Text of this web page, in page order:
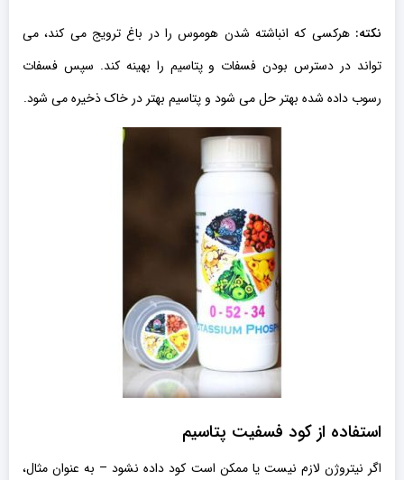
نکته: هرکسی که انباشته شدن هوموس را در باغ ترویج می کند، می
تواند در دسترس بودن فسفات و پتاسیم را بهینه کند. سپس فسفات
رسوب داده شده بهتر حل می شود و پتاسیم بهتر در خاک ذخیره می شود.
استفاده ازکود فسفیت پتاسیم
اگر نیتروژن لازم نیست یا ممکن است کود داده نشود – به عنوان مثال،